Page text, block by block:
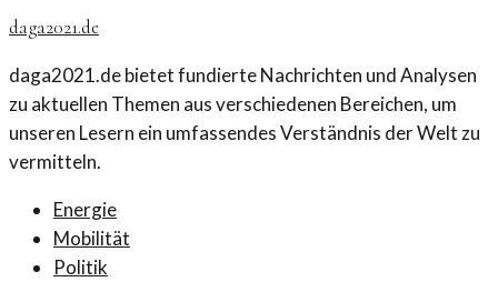
daga2021.de
daga2021.de bietet fundierte Nachrichten und Analysen
zu aktuellen Themen aus verschiedenen Bereichen, um
unseren Lesern ein umfassendes Verständnis der Welt zu
vermitteln.
Energie
Mobilität
Politik